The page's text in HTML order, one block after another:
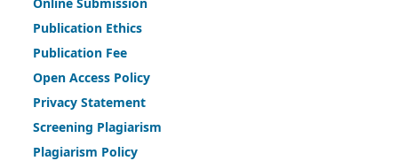
Publication Ethics
Publication Fee
Open Access Policy
Privacy Statement
Screening Plagiarism
Plagiarism Policy